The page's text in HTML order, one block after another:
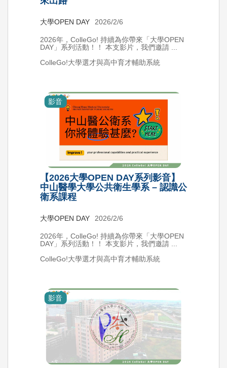
大學OPEN DAY 2026/2/6
2026年，ColleGo! 持續為你帶來「大學OPEN
DAY」系列活動！！ 本支影片，我們邀請 ...
ColleGo!大學選才與高中育才輔助系統
影音
【2026大學OPEN DAY系列影音】
中山醫學大學公共衛生學系 – 認識公
衛系課程
大學OPEN DAY 2026/2/6
2026年，ColleGo! 持續為你帶來「大學OPEN
DAY」系列活動！！ 本支影片，我們邀請 ...
ColleGo!大學選才與高中育才輔助系統
影音